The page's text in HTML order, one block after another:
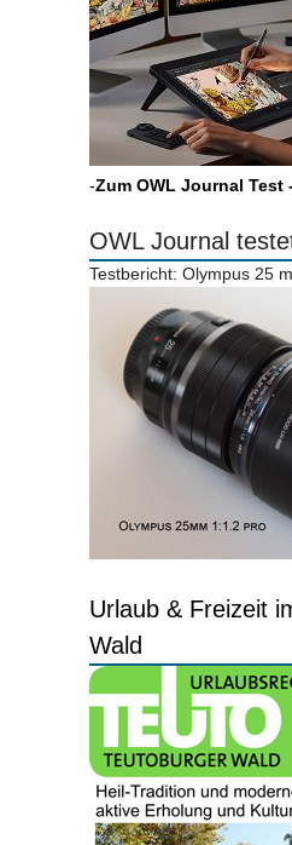
-Zum OWL Journal Test
OWL Journal
Testbericht: Olympus 25
Urlaub & Freizeit
Wald